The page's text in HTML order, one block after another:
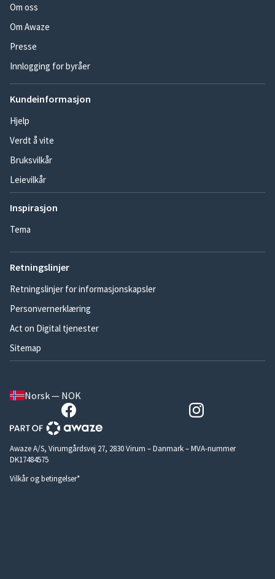
Om oss
Om Awaze
Presse
Innlogging for byråer
Kundeinformasjon
Hjelp
Verdt å vite
Bruksvilkår
Leievilkår
Inspirasjon
Tema
Retningslinjer
Retningslinjer for informasjonskapsler
Personvernerklæring
Act on Digital tjenester
Sitemap
Norsk — NOK
Awaze A/S, Virumgårdsvej 27, 2830 Virum – Danmark – MVA-nummer
DK17484575
Vilkår og betingelser*